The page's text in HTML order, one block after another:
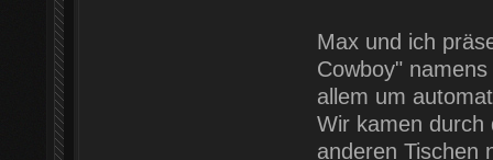
Max und ich
Cowboy"
allem um
Wir kamen durch
anderen Tischen